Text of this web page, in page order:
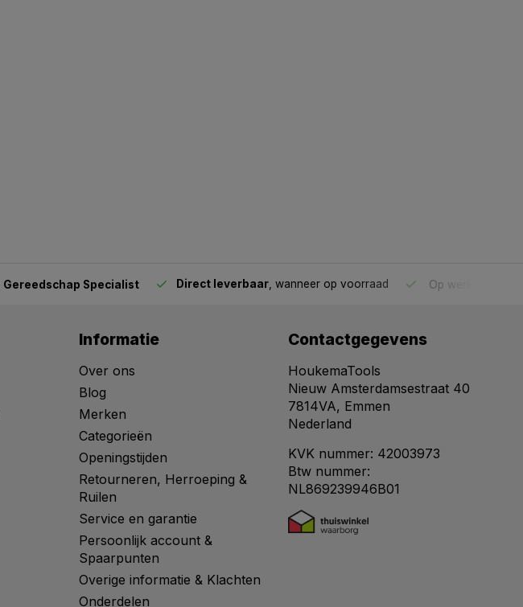
Gereedschap Specialist Direct leverbaar , wanneer op voorraad Op werkdagen
Informatie
Over ons
Blog
Merken
Categorieën
Openingstijden
Retourneren, Herroeping &
Ruilen
Service en garantie
Persoonlijk account &
Spaarpunten
Overige informatie & Klachten
Onderdelen
Contactgegevens
HoukemaTools
Nieuw Amsterdamsestraat 40
7814VA, Emmen
Nederland
KVK nummer: 42003973
Btw nummer:
NL869239946B01